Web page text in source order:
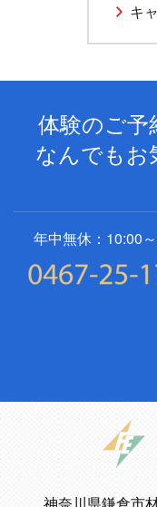
キ
体験のご予
なんでもお
年中無休：10:00